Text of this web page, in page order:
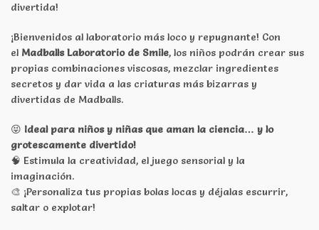
divertida!
¡Bienvenidos al laboratorio más loco y repugnante! Con
el Madballs Laboratorio de Smile, los niños podrán crear sus
propias combinaciones viscosas, mezclar ingredientes
secretos y dar vida a las criaturas más bizarras y
divertidas de Madballs.
😝 Ideal para niños y niñas que aman la ciencia… y lo
grotescamente divertido!
🧠 Estimula la creatividad, el juego sensorial y la
imaginación.
🎨 ¡Personaliza tus propias bolas locas y déjalas escurrir,
saltar o explotar!